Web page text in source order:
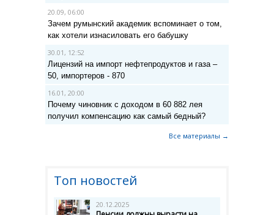
20.09, 06:00
Зачем румынский академик вспоминает о том,
как хотели изнасиловать его бабушку
30.01, 12:52
Лицензий на импорт нефтепродуктов и газа –
50, импортеров - 870
16.01, 20:00
Почему чиновник с доходом в 60 882 лея
получил компенсацию как самый бедный?
Все материалы →
Топ новостей
20.12.2025